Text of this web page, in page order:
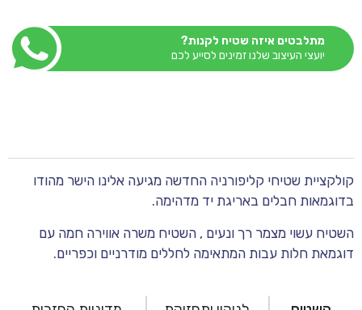
מתלבטים איזה שטיח לקנות?
יועצי העיצוב שלנו זמינים לסייע לכם
קולקציית שטיחי קליפורניה החדשה מגיעה אלינו הישר מהודו
בדוגמאות חבלים באריגת יד מדהימה.
השטיח עשוי מצמר רך ונעים , השטיח משרה אווירה חמה עם
דוגמאת חלות עבות המתאימה לחללים מודרניים וכפריים.